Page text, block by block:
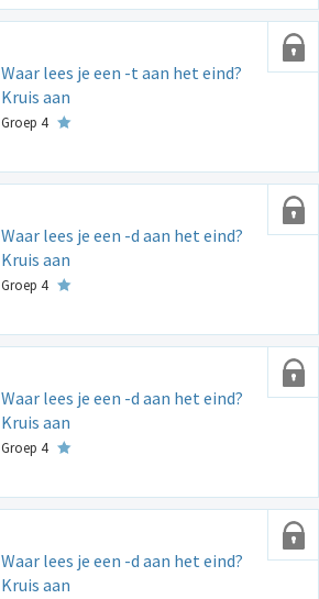
Waar lees je een -t aan het eind?
Kruis aan
Groep 4
Waar lees je een -d aan het eind?
Kruis aan
Groep 4
Waar lees je een -d aan het eind?
Kruis aan
Groep 4
Waar lees je een -d aan het eind?
Kruis aan